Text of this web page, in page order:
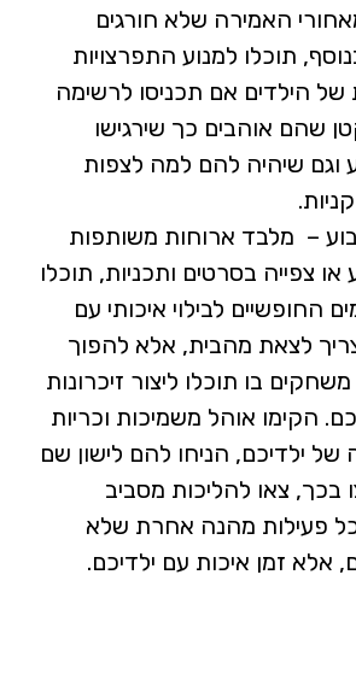
האמירה שלא חורגים
תוכלו למנוע התפרצויות
של הילדים אם תכניסו לרשימה
שהם אוהבים כך שירגישו
וגם שיהיה להם למה לצפות
– מלבד ארוחות משותפות
או צפייה בסרטים ותכניות, תוכלו
החופשיים לבילוי איכותי עם
לצאת מהבית, אלא להפוך
בו תוכלו ליצור זיכרונות
הקימו אוהל משמיכות וכריות
ילדיכם, הניחו להם לישון שם
בכך, צאו להליכות מסביב
פעילות מהנה אחרת שלא
אלא זמן איכות עם ילדיכם.